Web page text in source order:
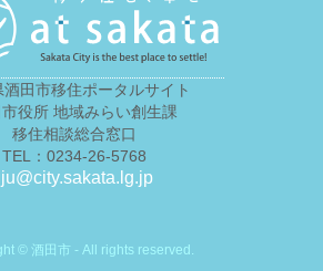
酒田市移住ポータルサイト
役所 地域みらい創生課
移住相談総合窓口
TEL：0234-26-5768
© 酒田市 - All rights reserved.